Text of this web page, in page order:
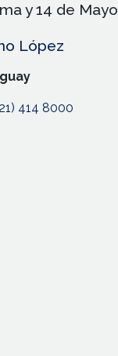
y 14 de Mayo
López
414 8000